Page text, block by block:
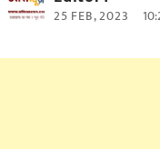
25 FEB, 2023